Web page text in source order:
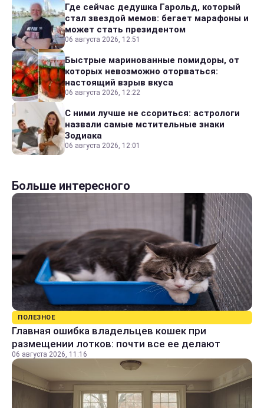
Где сейчас дедушка Гарольд, который
стал звездой мемов: бегает марафоны и
может стать президентом
06 августа 2026, 12:51
Быстрые маринованные помидоры, от
которых невозможно оторваться:
настоящий взрыв вкуса
06 августа 2026, 12:22
С ними лучше не ссориться: астрологи
назвали самые мстительные знаки
Зодиака
06 августа 2026, 12:01
Больше интересного
ПОЛЕЗНОЕ
Главная ошибка владельцев кошек при
размещении лотков: почти все ее делают
06 августа 2026, 11:16